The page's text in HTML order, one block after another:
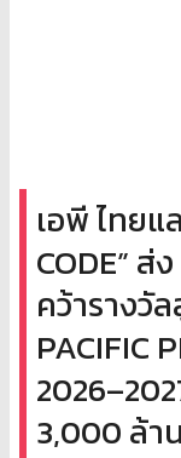
เอพี ไทยแ
CODE” ส่
คว้ารางวั
PACIFIC
3,000 ล้า